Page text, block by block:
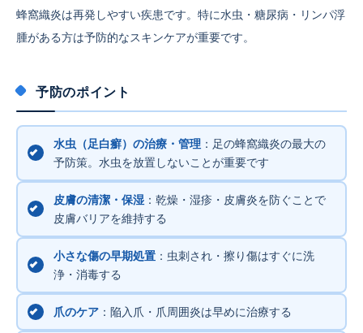
蜂窩織炎は再発しやすい疾患です。特に水虫・糖尿病・リンパ浮
腫がある方は予防的なスキンケアが重要です。
予防のポイント
水虫（足白癬）の治療・管理：足の蜂窩織炎の最大の
予防策。水虫を放置しないことが重要です
皮膚の清潔・保湿：乾燥・湿疹・皮膚炎を防ぐことで
皮膚バリアを維持する
小さな傷の早期処置：虫刺され・擦り傷はすぐに洗
浄・消毒する
爪のケア：陥入爪・爪周囲炎は早めに治療する